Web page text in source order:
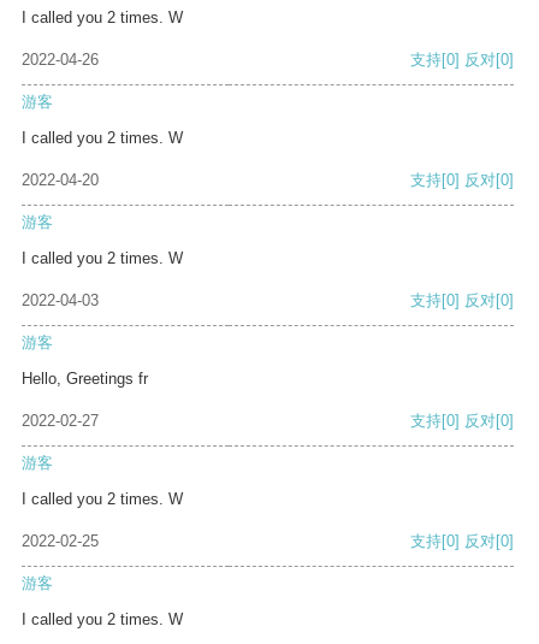
I called you 2 times. W
2022-04-26 支持[0] 反对[0]
游客
I called you 2 times. W
2022-04-20 支持[0] 反对[0]
游客
I called you 2 times. W
2022-04-03 支持[0] 反对[0]
游客
Hello, Greetings fr
2022-02-27 支持[0] 反对[0]
游客
I called you 2 times. W
2022-02-25 支持[0] 反对[0]
游客
I called you 2 times. W